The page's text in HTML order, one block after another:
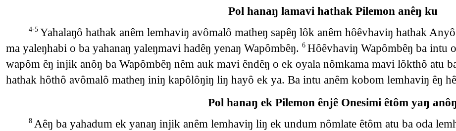
Pol hanaŋ lamavi hathak Pilemon anêŋ ku
4-5 Yahalaŋô hathak anêm lemhaviŋ avômalô matheŋ sapêŋ lôk anêm hôêvhaviŋ hathak
ma yaleŋhabi o ba yahanaŋ yaleŋmavi hadêŋ yenaŋ Wapômbêŋ. 6 Hôêvhaviŋ Wapômbêŋ ba intu
wapôm êŋ injik anôŋ ba Wapômbêŋ nêm auk mavi êndêŋ o ek oyala nômkama mavi lôkthô atu
hathak hôthô avômalô matheŋ iniŋ kapôlôŋiŋ liŋ hayô ek ya. Ba intu anêm kobom lemhaviŋ êŋ
Pol hanaŋ ek Pilemon ênjê Onesimi êtôm yaŋ
8 Aêŋ ba yahadum ek yanaŋ injik anêm lemhaviŋ liŋ ek undum nômlate êtôm atu ba oda